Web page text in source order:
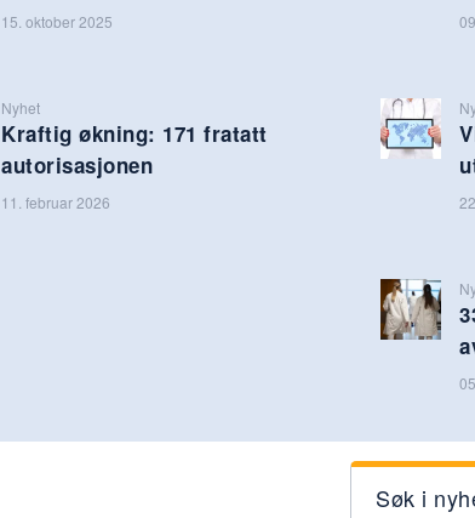
15. oktober 2025
Nyhet
Kraftig økning: 171 fratatt
autorisasjonen
11. februar 2026
Søk i